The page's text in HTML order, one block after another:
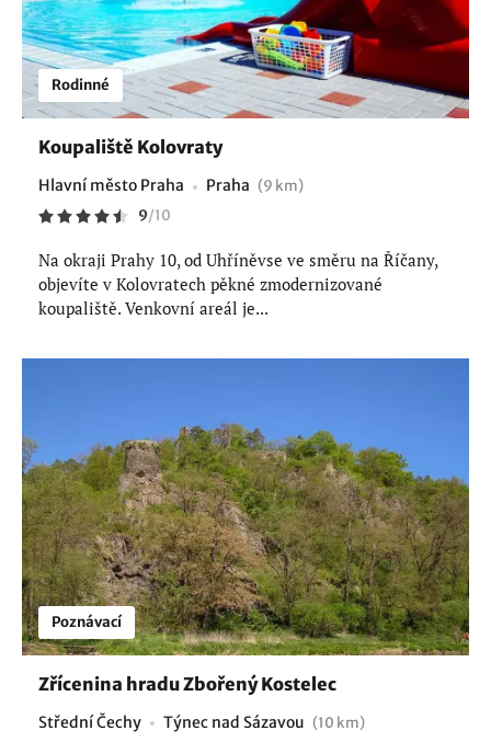
Rodinné
Koupaliště Kolovraty
Hlavní město Praha Praha (9 km)
9/10
Na okraji Prahy 10, od Uhříněvse ve směru na Říčany,
objevíte v Kolovratech pěkné zmodernizované
koupaliště. Venkovní areál je...
Poznávací
Zřícenina hradu Zbořený Kostelec
Střední Čechy Týnec nad Sázavou (10 km)